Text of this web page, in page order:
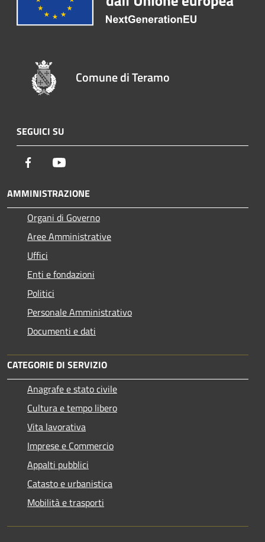
Comune di Teramo
SEGUICI SU
Facebook
AMMINISTRAZIONE
Organi di Governo
Aree Amministrative
Uffici
Enti e fondazioni
Politici
Personale Amministrativo
Documenti e dati
CATEGORIE DI SERVIZIO
Anagrafe e stato civile
Cultura e tempo libero
Vita lavorativa
Imprese e Commercio
Appalti pubblici
Catasto e urbanistica
Mobilità e trasporti